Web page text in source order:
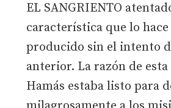
EL SANGRIENTO
característica que lo
producido sin el intento
anterior. La razón de
Hamás estaba listo para